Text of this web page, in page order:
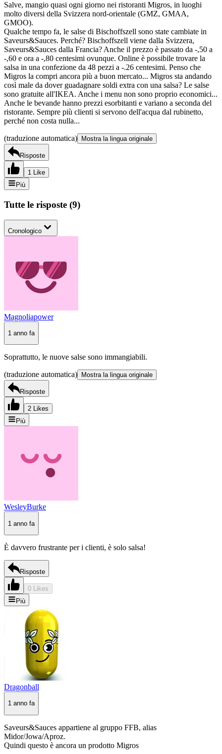
Salve, mangio quasi ogni giorno nei ristoranti Migros, in luoghi
molto diversi della Svizzera nord-orientale (GMZ, GMAA,
GMOO).
Qualche tempo fa, le salse di Bischoffszell sono state cambiate in
Saveurs&Sauces. Perché? Bischoffszell viene dalla Svizzera,
Saveurs&Sauces dalla Francia? Anche il prezzo è passato da -,50 a
-,60 e ora a -,80 centesimi ovunque. Online è possibile trovare la
salsa in una confezione da 48 pezzi a -.26 centesimi. Penso che
Migros la compri ancora più a buon mercato... Migros sta andando
così male da dover guadagnare soldi extra con una salsa? Le salse
sono gratuite all'IKEA. Anche i menu non sono proprio economici...
Anche le bevande hanno prezzi esorbitanti e variano a seconda del
ristorante. Sempre più clienti si servono dell'acqua dal rubinetto,
perché non costa nulla...
(traduzione automatica) Mostra la lingua originale
Risposte
1 Like
Più
Tutte le risposte (9)
Cronologico
Magnoliapower
1 anno fa
Soprattutto, le nuove salse sono immangiabili.
(traduzione automatica) Mostra la lingua originale
Risposte
2 Likes
Più
WesleyBurke
1 anno fa
È davvero frustrante per i clienti, è solo salsa!
Risposte
0 Likes
Più
Dragonball
1 anno fa
Saveurs&Sauces appartiene al gruppo FFB, alias
Midor/Jowa/Aproz.
Quindi questo è ancora un prodotto Migros